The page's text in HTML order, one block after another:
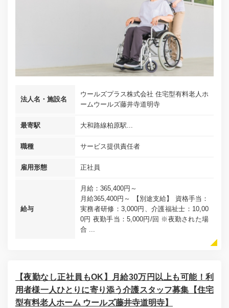
法人名・施設名
ウールズプラス株式会社 住宅型有料老人ホ
ームウールズ藤井寺道明寺
最寄駅 大和路線柏原駅...
職種 サービス提供責任者
雇用形態 正社員
給与
月給：365,400円～
月給365,400円～ 【別途支給】 資格手当：
実務者研修：3,000円、介護福祉士：10,00
0円 夜勤手当：5,000円/回 ※夜勤された場
合 ...
【夜勤なし正社員もOK】月給30万円以上も可能！利
用者様一人ひとりに寄り添う介護スタッフ募集【住宅
型有料老人ホーム ウールズ藤井寺道明寺】